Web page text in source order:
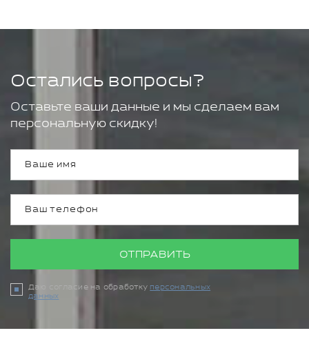
Остались вопросы?
Оставьте ваши данные и мы сделаем вам
персональную скидку!
ОТПРАВИТЬ
Даю согласие на обработку персональных
данных